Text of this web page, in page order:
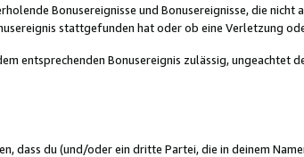
Bonusereignisse und Bonusereignisse, die nicht
stattgefunden hat oder ob eine Verletzung
entsprechenden Bonusereignis zulässig, ungeachtet
dass du (und/oder ein dritte Partei, die in deinem